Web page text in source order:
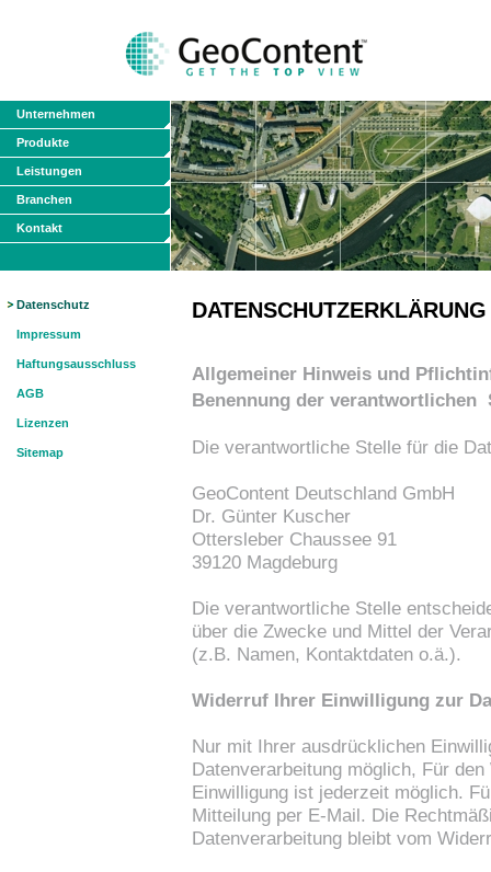
Unternehmen
Produkte
Leistungen
Branchen
Kontakt
Datenschutz
Impressum
Haftungsausschluss
AGB
Lizenzen
Sitemap
DATENSCHUTZERKLÄRUNG
Allgemeiner Hinweis und
Benennung der verantwortlichen
Die verantwortliche Stelle für die
GeoContent Deutschland GmbH
Dr. Günter Kuscher
Ottersleber Chaussee 91
39120 Magdeburg
Die verantwortliche Stelle
über die Zwecke und Mittel der
(z.B. Namen, Kontaktdaten o.ä.).
Widerruf Ihrer Einwilligung zur
Nur mit Ihrer ausdrücklichen
Datenverarbeitung möglich, Für
Einwilligung ist jederzeit möglich.
Mitteilung per E-Mail. Die
Datenverarbeitung bleibt vom